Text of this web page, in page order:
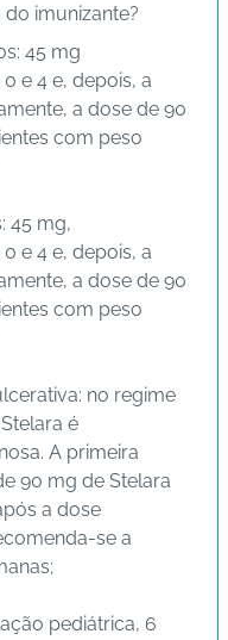
imunizante?
45 mg
e 4 e, depois, a
a dose de 90
com peso
45 mg,
e 4 e, depois, a
a dose de 90
com peso
no regime
é
A primeira
90 mg de Stelara
a dose
se a
pediátrica, 6